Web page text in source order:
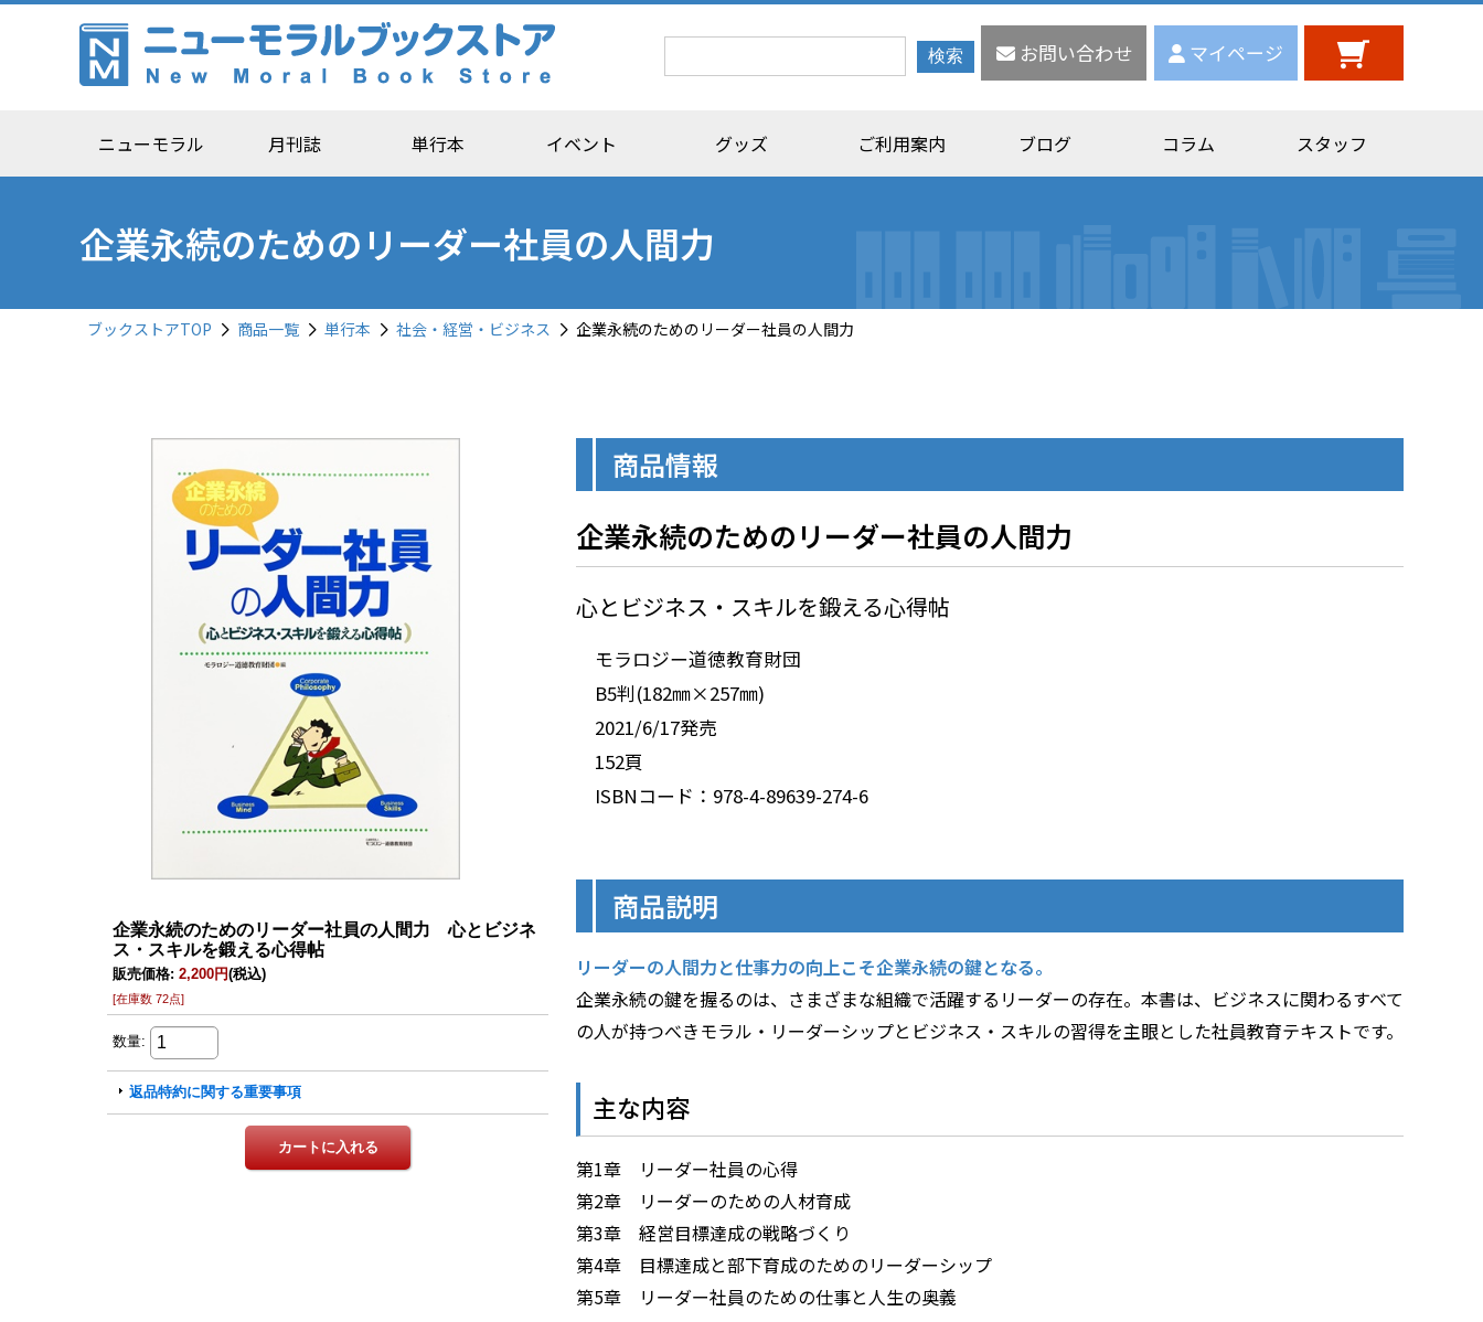
お問い合わせ マイページ
ニューモラル 月刊誌 単行本 イベント グッズ ご利用案内 ブログ コラム スタッフ
企業永続のためのリーダー社員の人間力
ブックストアTOP 商品一覧 単行本 社会・経営・ビジネス 企業永続のためのリーダー社員の人間力
商品情報
企業永続のためのリーダー社員の人間力
心とビジネス・スキルを鍛える心得帖
モラロジー道徳教育財団
B5判(182㎜×257㎜)
2021/6/17発売
152頁
ISBNコード：978-4-89639-274-6
商品説明
リーダーの人間力と仕事力の向上こそ企業永続の鍵となる。
企業永続の鍵を握るのは、さまざまな組織で活躍するリーダーの存在。本書は、ビジネスに関わるすべて
の人が持つべきモラル・リーダーシップとビジネス・スキルの習得を主眼とした社員教育テキストです。
主な内容
第1章 リーダー社員の心得
第2章 リーダーのための人材育成
第3章 経営目標達成の戦略づくり
第4章 目標達成と部下育成のためのリーダーシップ
第5章 リーダー社員のための仕事と人生の奥義